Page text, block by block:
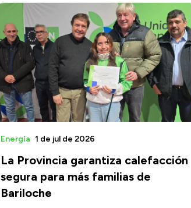
La Provincia garantiza calefacción
segura para más familias de
Bariloche
Energía 1 de jul de 2026